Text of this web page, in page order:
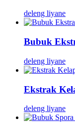
deleng liyane
Bubuk
deleng liyane
Ekstrak
deleng liyane